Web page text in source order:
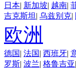
日本| 新加坡| 越南|
吉克斯坦 | 乌兹别克|
欧洲
德国| 法国| 西班牙|
罗斯| 波兰| 格鲁吉亚|